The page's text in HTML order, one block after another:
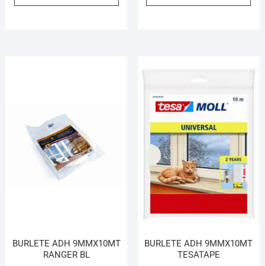
BURLETE ADH 9MMX10MT
RANGER BL
BURLETE ADH 9MMX10MT
TESATAPE